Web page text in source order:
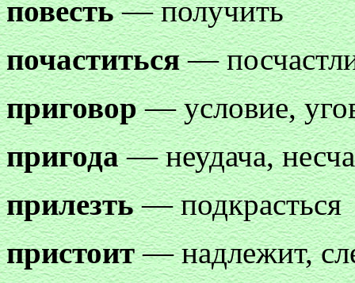
повесть— получить
почаститься—
приговор— условие,
пригода— неудача,
прилезть— подкрасться
пристоит— надлежит,